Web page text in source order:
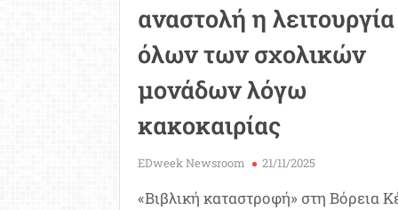
αναστολή η λειτουργία
όλων των σχολικών
μονάδων λόγω
κακοκαιρίας
EDweek Newsroom 21/11/2025
«Βιβλική καταστροφή» στη Βόρεια